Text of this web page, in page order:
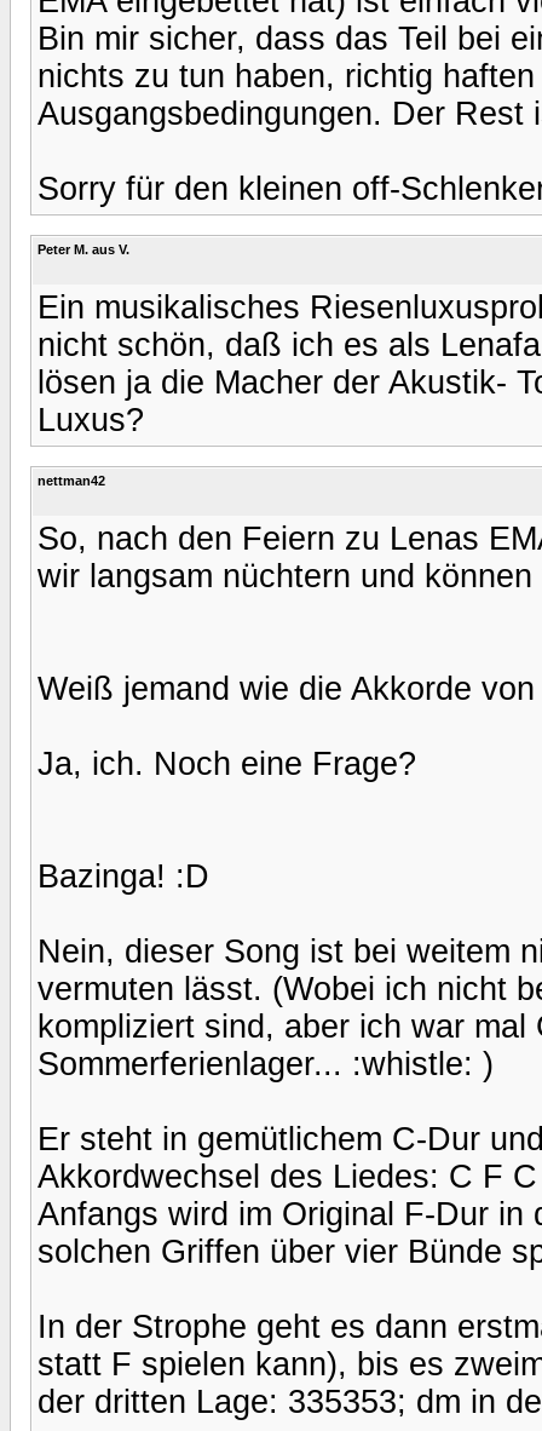
Bin mir sicher, dass das Teil bei
nichts zu tun haben, richtig
Ausgangsbedingungen. Der Rest
Sorry für den kleinen off-
Peter M. aus V.
Ein musikalisches
nicht schön, daß ich es als
lösen ja die Macher der Akustik-
Luxus?
nettman42
So, nach den Feiern zu Lenas
wir langsam nüchtern und
Weiß jemand wie die Akkorde
Ja, ich. Noch eine Frage?
Bazinga! :D
Nein, dieser Song ist bei weitem
vermuten lässt. (Wobei ich nicht
kompliziert sind, aber ich war mal
Sommerferienlager... :whistle: )
Er steht in gemütlichem C-Dur
Akkordwechsel des Liedes: C F
Anfangs wird im Original F-Dur
solchen Griffen über vier Bünde
In der Strophe geht es dann
statt F spielen kann), bis es
der dritten Lage: 335353; dm in